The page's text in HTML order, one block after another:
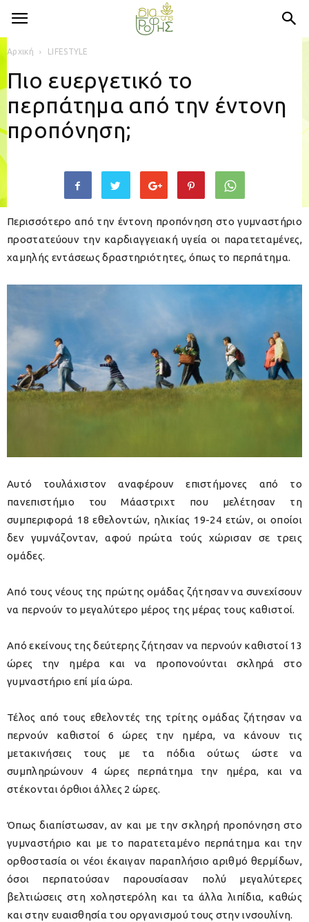
Αρχική LIFESTYLE
Πιο ευεργετικό το
περπάτημα από την έντονη
προπόνηση;
Περισσότερο από την έντονη προπόνηση στο γυμναστήριο
προστατεύουν την καρδιαγγειακή υγεία οι παρατεταμένες,
χαμηλής εντάσεως δραστηριότητες, όπως το περπάτημα.
Αυτό τουλάχιστον αναφέρουν επιστήμονες από το
πανεπιστήμιο του Μάαστριχτ που μελέτησαν τη
συμπεριφορά 18 εθελοντών, ηλικίας 19-24 ετών, οι οποίοι
δεν γυμνάζονταν, αφού πρώτα τούς χώρισαν σε τρεις
ομάδες.
Από τους νέους της πρώτης ομάδας ζήτησαν να συνεχίσουν
να περνούν το μεγαλύτερο μέρος της μέρας τους καθιστοί.
Από εκείνους της δεύτερης ζήτησαν να περνούν καθιστοί 13
ώρες την ημέρα και να προπονούνται σκληρά στο
γυμναστήριο επί μία ώρα.
Τέλος από τους εθελοντές της τρίτης ομάδας ζήτησαν να
περνούν καθιστοί 6 ώρες την ημέρα, να κάνουν τις
μετακινήσεις τους με τα πόδια ούτως ώστε να
συμπληρώνουν 4 ώρες περπάτημα την ημέρα, και να
στέκονται όρθιοι άλλες 2 ώρες.
Όπως διαπίστωσαν, αν και με την σκληρή προπόνηση στο
γυμναστήριο και με το παρατεταμένο περπάτημα και την
ορθοστασία οι νέοι έκαιγαν παραπλήσιο αριθμό θερμίδων,
όσοι περπατούσαν παρουσίασαν πολύ μεγαλύτερες
βελτιώσεις στη χοληστερόλη και τα άλλα λιπίδια, καθώς
και στην ευαισθησία του οργανισμού τους στην ινσουλίνη.